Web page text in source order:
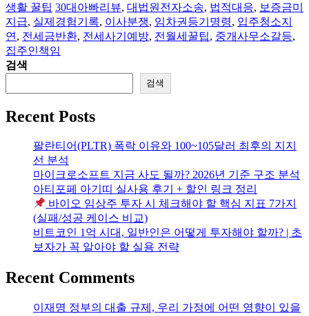
돌
려
받
뻔
했
실
로
제
가
차
권
청
생활 꿀팁 30대아빠리뷰, 대법원전자소송, 법적대응, 보증금미
지급, 실제경험기록, 이사분쟁, 임차권등기명령, 입주청소지
연 , 전세금반환, 전세사기예방, 전월세꿀팁, 중개사무소갈등,
집주인책임
검색
검색
Recent Posts
팔란티어(PLTR) 폭락 이유와 100~105달러 최후의 지지
선 분석
마이크로소프트 지금 사도 될까? 2026년 기준 구조 분석
아티포페 아기띠 실사용 후기 + 할인 링크 정리
바이오 임상주 투자 시 체크해야 할 핵심 지표 7가지
(실패/성공 케이스 비교)
비트코인 1억 시대, 일반인은 어떻게 투자해야 할까? | 초
보자가 꼭 알아야 할 실용 전략
Recent Comments
이재명 정부의 대출 규제, 우리 가정에 어떤 영향이 있을